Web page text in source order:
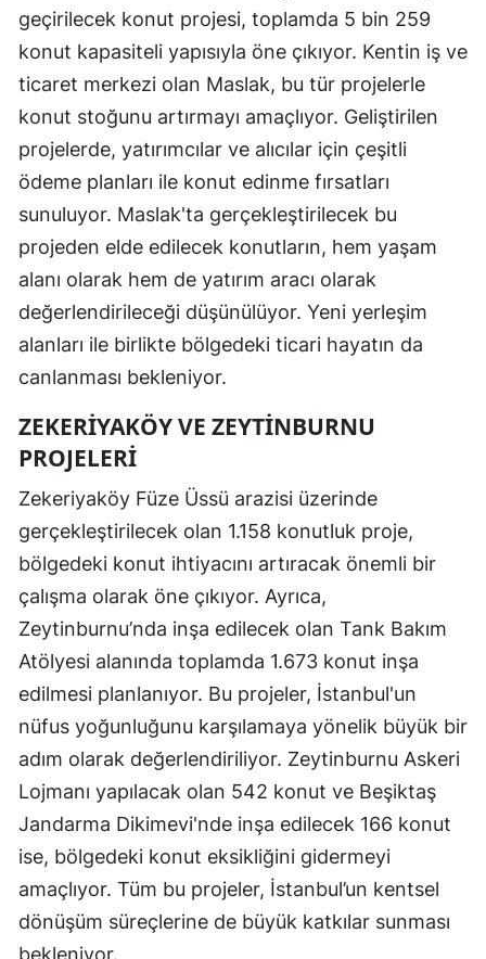
geçirilecek konut projesi, toplamda 5 bin 259
konut kapasiteli yapısıyla öne çıkıyor. Kentin iş ve
ticaret merkezi olan Maslak, bu tür projelerle
konut stoğunu artırmayı amaçlıyor. Geliştirilen
projelerde, yatırımcılar ve alıcılar için çeşitli
ödeme planları ile konut edinme fırsatları
sunuluyor. Maslak'ta gerçekleştirilecek bu
projeden elde edilecek konutların, hem yaşam
alanı olarak hem de yatırım aracı olarak
değerlendirileceği düşünülüyor. Yeni yerleşim
alanları ile birlikte bölgedeki ticari hayatın da
canlanması bekleniyor.
ZEKERIYAKÖY VE ZEYTINBURNU
PROJELERI
Zekeriyaköy Füze Üssü arazisi üzerinde
gerçekleştirilecek olan 1.158 konutluk proje,
bölgedeki konut ihtiyacını artıracak önemli bir
çalışma olarak öne çıkıyor. Ayrıca,
Zeytinburnu’nda inşa edilecek olan Tank Bakım
Atölyesi alanında toplamda 1.673 konut inşa
edilmesi planlanıyor. Bu projeler, İstanbul'un
nüfus yoğunluğunu karşılamaya yönelik büyük bir
adım olarak değerlendiriliyor. Zeytinburnu Askeri
Lojmanı yapılacak olan 542 konut ve Beşiktaş
Jandarma Dikimevi'nde inşa edilecek 166 konut
ise, bölgedeki konut eksikliğini gidermeyi
amaçlıyor. Tüm bu projeler, İstanbul’un kentsel
dönüşüm süreçlerine de büyük katkılar sunması
bekleniyor.